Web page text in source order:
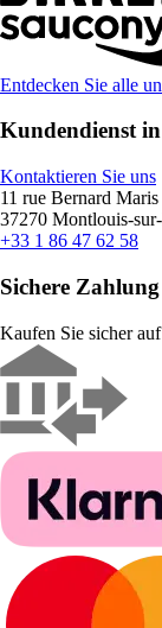
Entdecken Sie alle
Kundendienst
Kontaktieren Sie uns
11 rue Bernard Maris
37270 Montlouis-
+33 1 86 47 62 58
Sichere Zahlung
Kaufen Sie sicher